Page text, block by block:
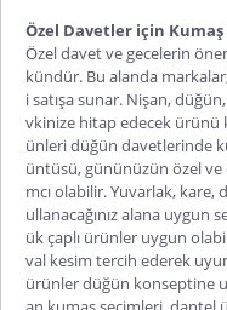
Özel Davetler için
Özel davet ve gecelerin
kündür. Bu alanda
i satışa sunar. Nişan,
vkinize hitap edecek ürünü
ünleri düğün davetlerinde
üntüsü, gününüzün özel ve
mcı olabilir. Yuvarlak,
ullanacağınız alana uygun
ük çaplı ürünler uygun
val kesim tercih ederek
ürünler düğün konseptine